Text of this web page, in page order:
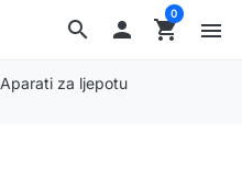
search  shopping_cart
0
menu
Aparati za ljepotu